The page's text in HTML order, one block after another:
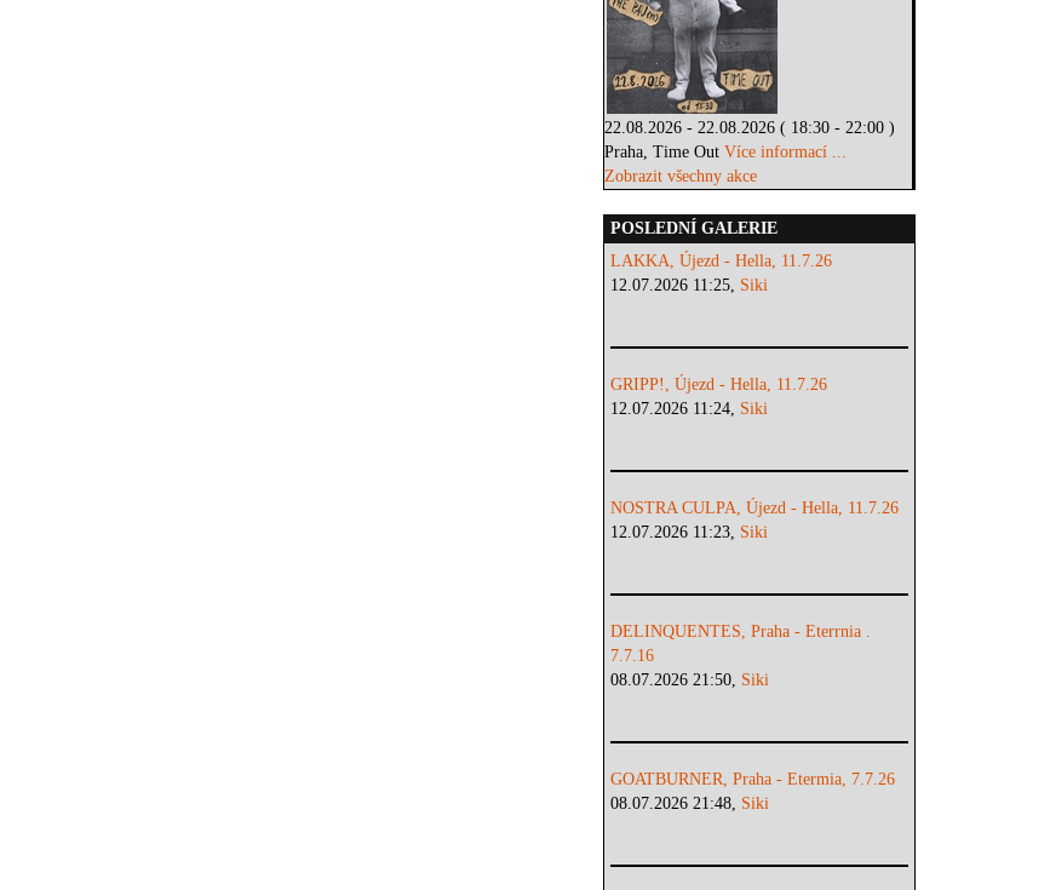
22.08.2026 - 22.08.2026 ( 18:30 - 22:00 )
Praha, Time OutVíce informací ...
Zobrazit všechny akce
POSLEDNÍ GALERIE
LAKKA, Újezd - Hella, 11.7.26
12.07.2026 11:25, Siki
GRIPP!, Újezd - Hella, 11.7.26
12.07.2026 11:24, Siki
NOSTRA CULPA, Újezd - Hella, 11.7.26
12.07.2026 11:23, Siki
DELINQUENTES, Praha - Eterrnia .
7.7.16
08.07.2026 21:50, Siki
GOATBURNER, Praha - Etermia, 7.7.26
08.07.2026 21:48, Siki